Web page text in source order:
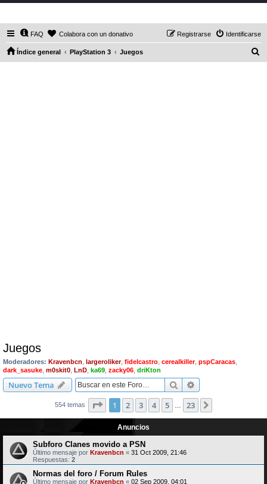
FAQ Colabora con un donativo Identificarse
Registrarse
Índice general PlayStation 3 Juegos
Juegos
Moderadores: Kravenbcn largeroliker, fidelcastro cerealkiller, pspCaracas
dark_sasuke m0skit0 LnD ka69 zacky06 driKton
Nuevo Tema Buscar
554 temas Página de 23
1 2 3 4 5 23
Anuncios
Subforo Clanes movido a PSN
Último mensaje por Kravenbcn « 31 Oct 2009, 21:46
Respuestas: 2
Normas del foro / Forum Rules
Último mensaje por Kravenbcn « 02 Sep 2009, 04:01